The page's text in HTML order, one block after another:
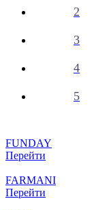
2
3
4
5
FUNDAY
Перейти
FARMANI
Перейти